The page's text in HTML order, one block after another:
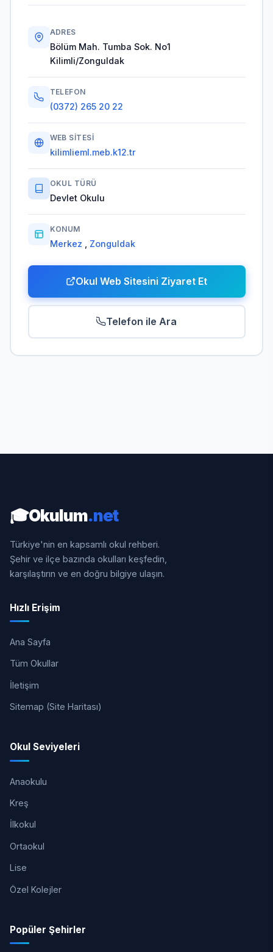
ADRES
Bölüm Mah. Tumba Sok. No1
Kilimli/Zonguldak
TELEFON
(0372) 265 20 22
WEB SITESI
kilimlieml.meb.k12.tr
OKUL TÜRÜ
Devlet Okulu
KONUM
Merkez Zonguldak
Okul Web Sitesini Ziyaret Et
Telefon ile Ara
🎓Okulum.net
Türkiye'nin en kapsamlı okul rehberi.
Şehir ve ilçe bazında okulları keşfedin,
karşılaştırın ve en doğru bilgiye ulaşın.
Hızlı Erişim
Ana Sayfa
Tüm Okullar
İletişim
Sitemap (Site Haritası)
Okul Seviyeleri
Anaokulu
Kreş
İlkokul
Ortaokul
Lise
Özel Kolejler
Popüler Şehirler